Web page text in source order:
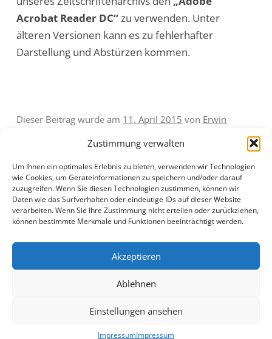
Zustimmung verwalten
Um Ihnen ein optimales Erlebnis zu bieten, verwenden wir Technologien
wie Cookies, um Geräteinformationen zu speichern und/oder darauf
zuzugreifen. Wenn Sie diesen Technologien zustimmen, können wir
Daten wie das Surfverhalten oder eindeutige IDs auf dieser Website
verarbeiten. Wenn Sie Ihre Zustimmung nicht erteilen oder zurückziehen,
können bestimmte Merkmale und Funktionen beeinträchtigt werden.
Akzeptieren
Ablehnen
Einstellungen ansehen
ImpressumImpressum
Acrobat Reader DC“zu verwenden. Unter
älteren Versionen kann es zu fehlerhafter
Darstellung und Abstürzen kommen.
Dieser Beitrag wurde am 11. April 2015 von Erwin
Beitragsnavigation
←April (Biberach – Eine
Mai (Biberach – Eine Stadt